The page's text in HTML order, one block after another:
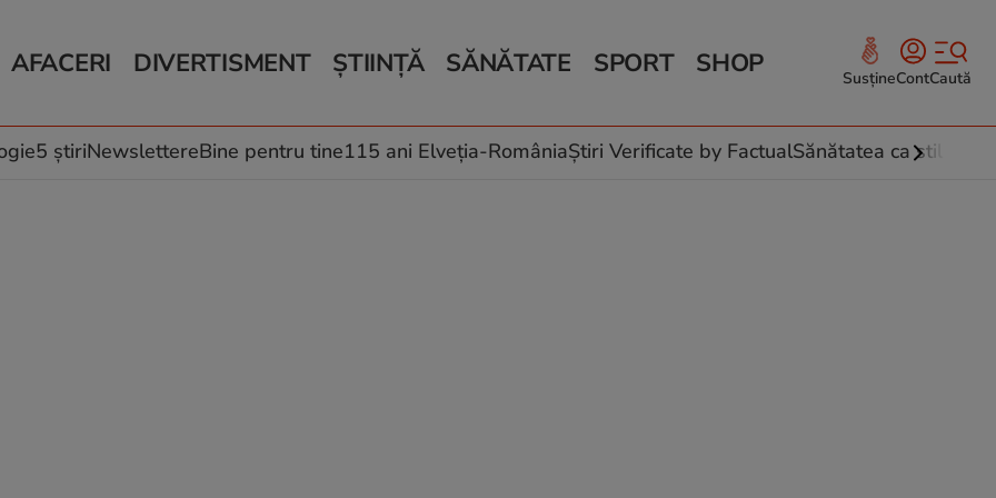
AFACERI
Auto
Locuri de muncă
DIVERTISMENT
Horoscop
Muzică și Filme
ȘTIINȚĂ
Schimbări climatice
SĂNĂTATE
Relații
Rețete culinare
SPORT SHOP SusțineContCaută
5 știriNewslettereBine pentru tine115 ani Elveția-RomâniaȘtiri Verificate by FactualSănătatea ca stil de